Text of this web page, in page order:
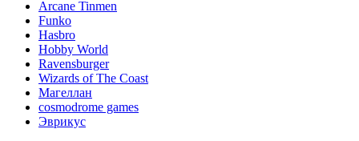
Arcane Tinmen
Funko
Hasbro
Hobby World
Ravensburger
Wizards of The Coast
Магеллан
сosmodrome games
Эврикус